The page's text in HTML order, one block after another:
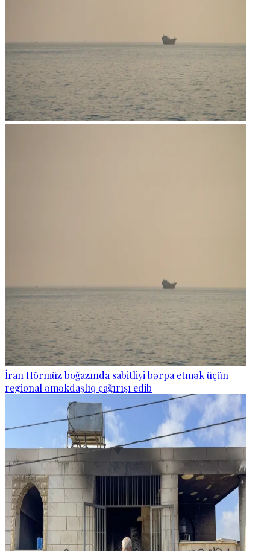
İran Hörmüz boğazında sabitliyi bərpa etmək üçün
regional əməkdaşlıq çağırışı edib